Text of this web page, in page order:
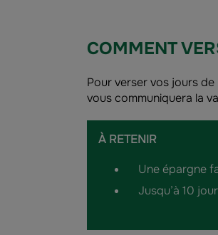
COMMENT
Pour verser vos jours
vous communiquera la
À RETENIR
Une épargne
Jusqu’à 10